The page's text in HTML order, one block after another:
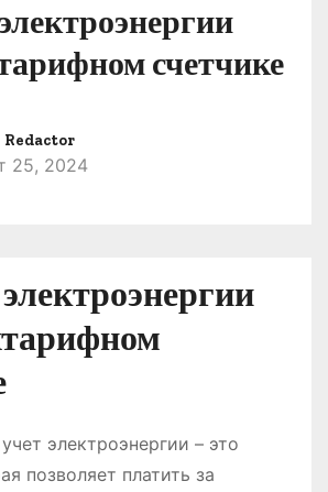
счетчике
Redactor
25, 2024
электроэнергии – это
позволяет платить за